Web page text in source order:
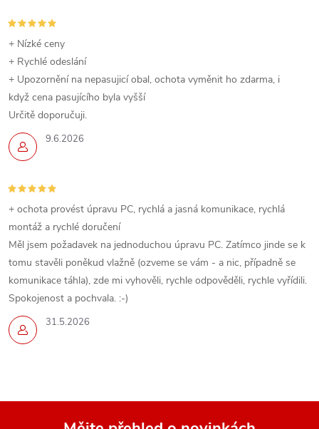
9.6.2026
+ Nízké ceny
+ Rychlé odeslání
+ Upozornění na nepasujicí obal, ochota vyměnit ho zdarma, i
když cena pasujícího byla vyšší
Určitě doporučuji.
31.5.2026
+ ochota provést úpravu PC, rychlá a jasná komunikace, rychlá
montáž a rychlé doručení
Měl jsem požadavek na jednoduchou úpravu PC. Zatímco jinde se k
tomu stavěli poněkud vlažně (ozveme se vám - a nic, případně se
komunikace táhla), zde mi vyhověli, rychle odpověděli, rychle vyřídili.
Spokojenost a pochvala. :-)